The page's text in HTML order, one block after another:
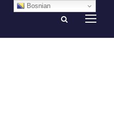
Bosnian